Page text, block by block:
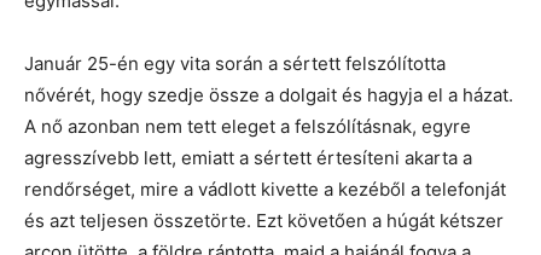
Január 25-én egy vita során a sértett felszólította
nővérét, hogy szedje össze a dolgait és hagyja el a házat.
A nő azonban nem tett eleget a felszólításnak, egyre
agresszívebb lett, emiatt a sértett értesíteni akarta a
rendőrséget, mire a vádlott kivette a kezéből a telefonját
és azt teljesen összetörte. Ezt követően a húgát kétszer